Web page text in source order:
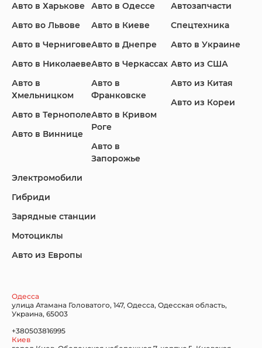
Infiniti Jaguar Jeep
Lincoln
Volkswagen
Авто в Харькове
Авто во Львове
Авто в Чернигове
Авто в Николаеве
Авто в
Хмельницком
Авто в Тернополе
Авто в Виннице
Авто в Одессе
Авто в Киеве
Авто в Днепре
Авто в Черкассах
Авто в
Франковске
Авто в Кривом
Роге
Авто в
Запорожье
Автозапчасти
Спецтехника
Авто в Украине
Авто из США
Авто из Китая
Авто из Кореи
Электромобили
Гибриди
Зарядные станции
Мотоциклы
Авто из Европы
Одесса
улица Атамана Головатого, 147, Одесса, Одесская область,
Украина, 65003
+380503816995
Киев